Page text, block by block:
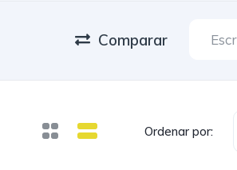
Comparar
Ordenar por: